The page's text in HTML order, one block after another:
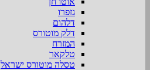
גזפרו
דלהום
דלק מוטורס
המזרח
טלקאר
טסלה מוטורס ישראל